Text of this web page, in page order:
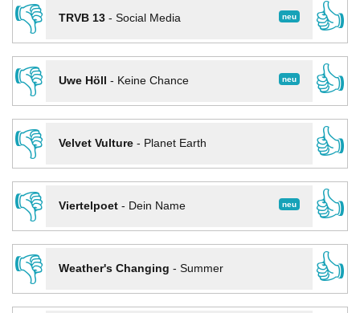
👎
neu
TRVB 13- Social Media
👍
👎
neu
Uwe Höll - Keine Chance
👍
👎
Velvet Vulture- Planet Earth
👍
👎
neu
Viertelpoet- Dein Name
👍
👎
Weather's Changing - Summer
👍